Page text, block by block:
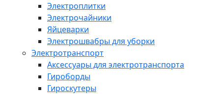
Электроплитки
Электрочайники
Яйцеварки
Электрошвабры для уборки
Электротранспорт
Аксессуары для электротранспорта
Гироборды
Гироскутеры